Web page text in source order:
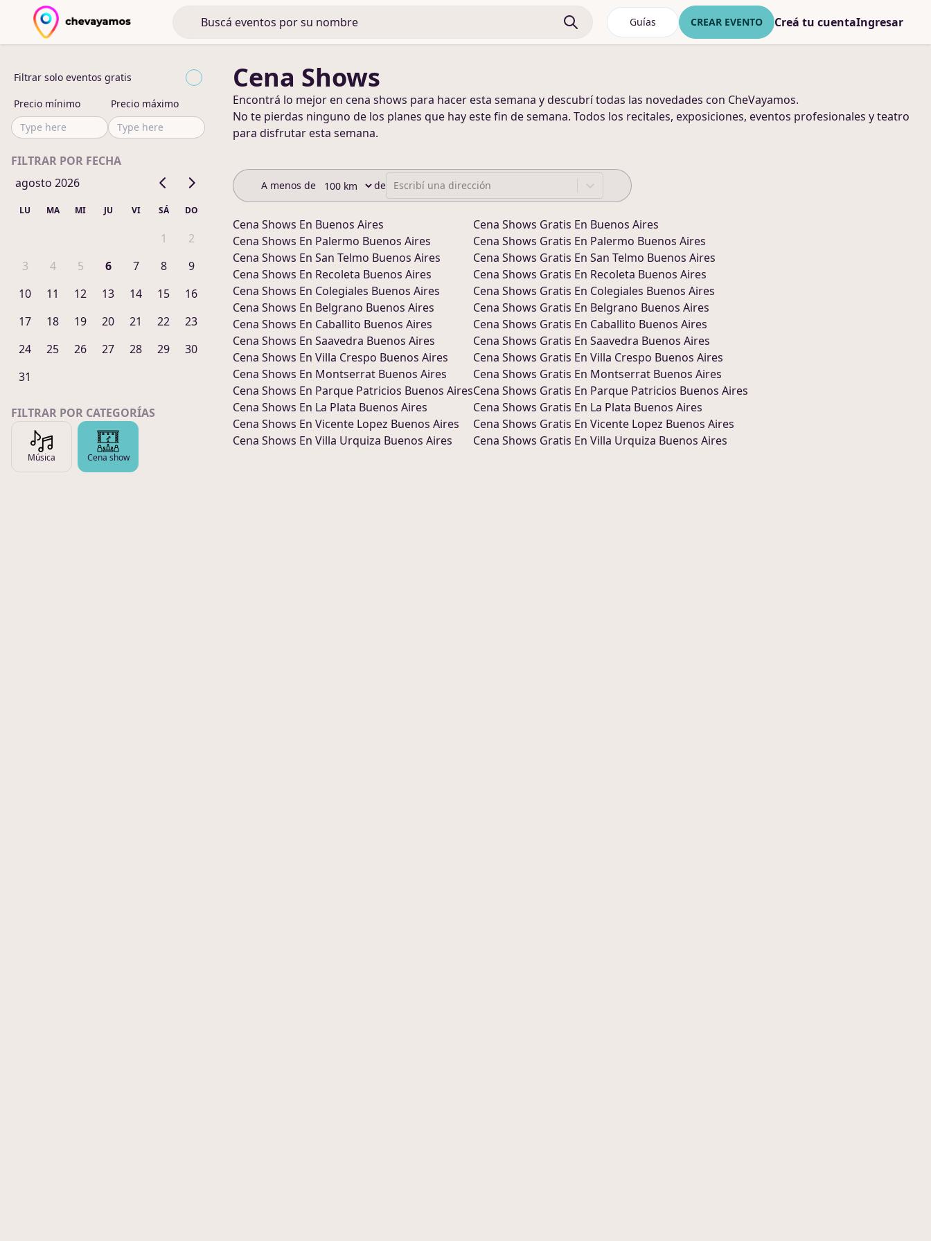
Guías CREAR EVENTO Creá tu cuentaIngresar
Filtrar solo eventos gratis
Precio mínimo
Precio máximo
FILTRAR POR FECHA
agosto 2026
LU MA MI JU VI SÁ DO
1
2
3
4 5 6 7 8
9
10
11 12 13 14 15
16
17
18 19 20 21 22
23
24
25 26 27 28 29
30
31
FILTRAR POR CATEGORÍAS
Música Cena show
Cena Shows
Encontrá lo mejor en cena shows para hacer esta semana y descubrí todas las novedades con CheVayamos.
No te pierdas ninguno de los planes que hay este fin de semana. Todos los recitales, exposiciones, eventos profesionales y teatro
para disfrutar esta semana.
A menos de de Escribí una dirección
Cena Shows En Buenos Aires
Cena Shows En Palermo Buenos Aires
Cena Shows En San Telmo Buenos Aires
Cena Shows En Recoleta Buenos Aires
Cena Shows En Colegiales Buenos Aires
Cena Shows En Belgrano Buenos Aires
Cena Shows En Caballito Buenos Aires
Cena Shows En Saavedra Buenos Aires
Cena Shows En Villa Crespo Buenos Aires
Cena Shows En Montserrat Buenos Aires
Cena Shows En Parque Patricios Buenos Aires
Cena Shows En La Plata Buenos Aires
Cena Shows En Vicente Lopez Buenos Aires
Cena Shows En Villa Urquiza Buenos Aires
Cena Shows Gratis En Buenos Aires
Cena Shows Gratis En Palermo Buenos Aires
Cena Shows Gratis En San Telmo Buenos Aires
Cena Shows Gratis En Recoleta Buenos Aires
Cena Shows Gratis En Colegiales Buenos Aires
Cena Shows Gratis En Belgrano Buenos Aires
Cena Shows Gratis En Caballito Buenos Aires
Cena Shows Gratis En Saavedra Buenos Aires
Cena Shows Gratis En Villa Crespo Buenos Aires
Cena Shows Gratis En Montserrat Buenos Aires
Cena Shows Gratis En Parque Patricios Buenos Aires
Cena Shows Gratis En La Plata Buenos Aires
Cena Shows Gratis En Vicente Lopez Buenos Aires
Cena Shows Gratis En Villa Urquiza Buenos Aires